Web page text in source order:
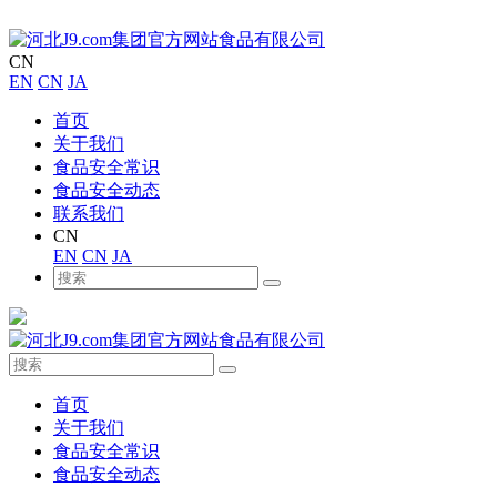
CN
EN CN JA
首页
关于我们
食品安全常识
食品安全动态
联系我们
CN
EN CN JA
首页
关于我们
食品安全常识
食品安全动态